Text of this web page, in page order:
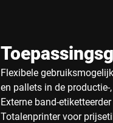
Flexibele
en pallets in de
Externe band-
Totalenprinter voor